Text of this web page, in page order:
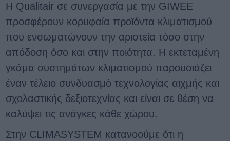
Η Qualitair σε συνεργασία με την GIWEE
προσφέρουν κορυφαία προϊόντα κλιματισμού
που ενσωματώνουν την αριστεία τόσο στην
απόδοση όσο και στην ποιότητα. Η εκτεταμένη
γκάμα συστημάτων κλιματισμού παρουσιάζει
έναν τέλειο συνδυασμό τεχνολογίας αιχμής και
σχολαστικής δεξιοτεχνίας και είναι σε θέση να
καλύψει τις ανάγκες κάθε χώρου.
Στην CLIMASYSTEM κατανοούμε ότι η